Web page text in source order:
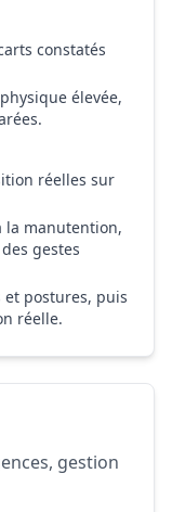
constatés
élevée,
réelles sur
la manutention,
gestes
et postures, puis
réelle.
gestion